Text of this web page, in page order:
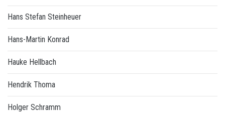
Hans Stefan Steinheuer
Hans-Martin Konrad
Hauke Hellbach
Hendrik Thoma
Holger Schramm